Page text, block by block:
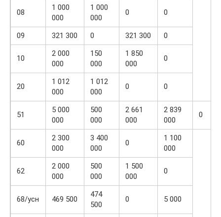
08
1 000
000
1 000
000
0 0
09 321 300 0 321 300 0
10
2 000
000
150
000
1 850
000
0
20
1 012
000
1 012
000
0 0
51
5 000
000
500
000
2 661
000
2 839
000
0
60
2 300
000
3 400
000
0
1 100
000
62
2 000
000
500
000
1 500
000
0
68/усн 469 500
474
500
0 5 000